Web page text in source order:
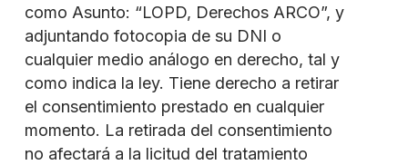
como Asunto: “LOPD, Derechos ARCO”, y
adjuntando fotocopia de su DNI o
cualquier medio análogo en derecho, tal y
como indica la ley. Tiene derecho a retirar
el consentimiento prestado en cualquier
momento. La retirada del consentimiento
no afectará a la licitud del tratamiento